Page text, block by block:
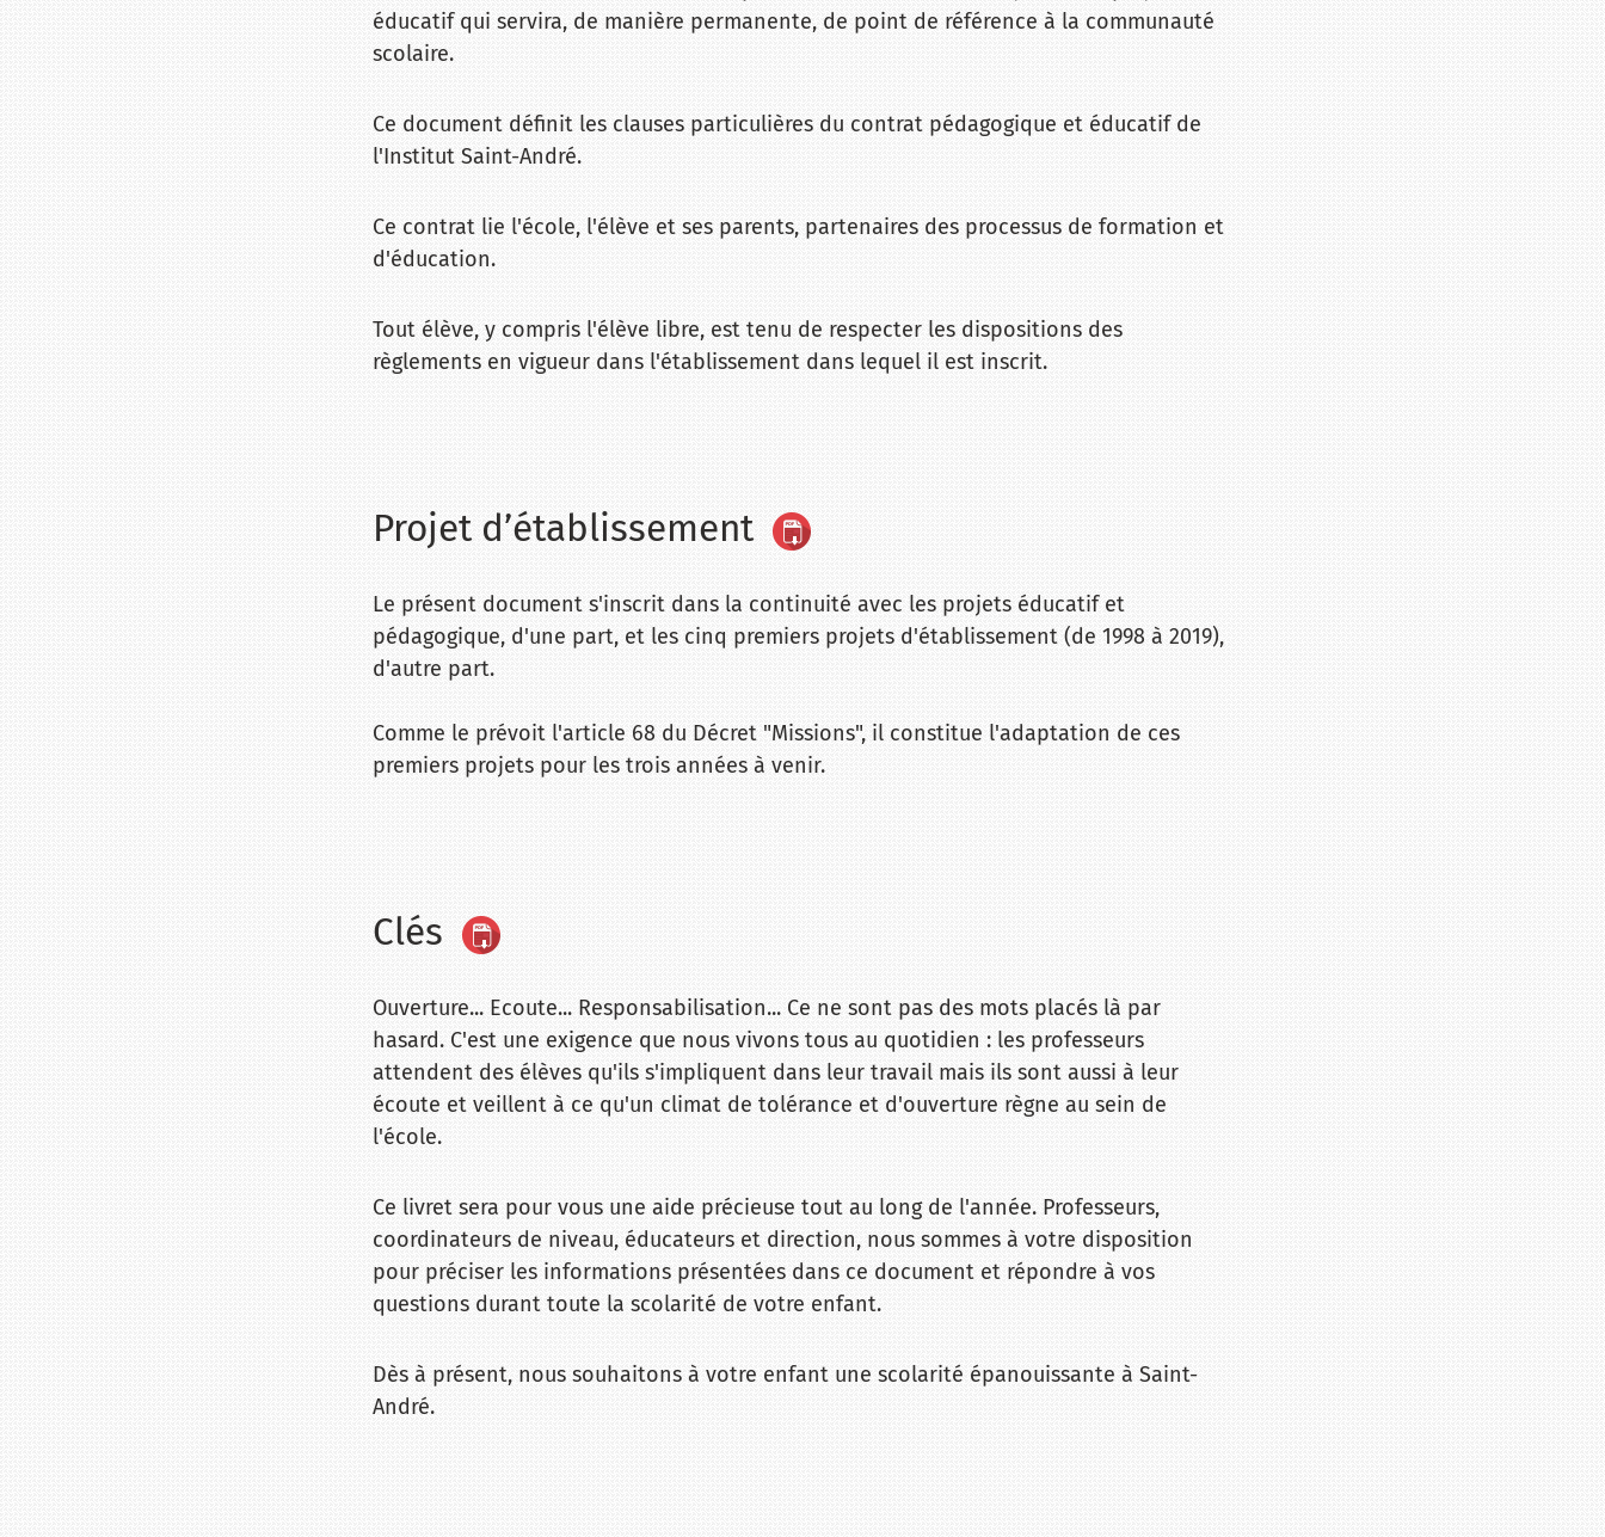
éducatif qui servira, de manière permanente, de point de référence à la communauté
scolaire.
Ce document définit les clauses particulières du contrat pédagogique et éducatif de
l'Institut Saint-André.
Ce contrat lie l'école, l'élève et ses parents, partenaires des processus de formation et
d'éducation.
Tout élève, y compris l'élève libre, est tenu de respecter les dispositions des
règlements en vigueur dans l'établissement dans lequel il est inscrit.
Projet d’établissement
Le présent document s'inscrit dans la continuité avec les projets éducatif et
pédagogique, d'une part, et les cinq premiers projets d'établissement (de 1998 à 2019),
d'autre part.
Comme le prévoit l'article 68 du Décret "Missions", il constitue l'adaptation de ces
premiers projets pour les trois années à venir.
Clés ​
Ouverture... Ecoute... Responsabilisation... Ce ne sont pas des mots placés là par
hasard. C'est une exigence que nous vivons tous au quotidien : les professeurs
attendent des élèves qu'ils s'impliquent dans leur travail mais ils sont aussi à leur
écoute et veillent à ce qu'un climat de tolérance et d'ouverture règne au sein de
l'école.
Ce livret sera pour vous une aide précieuse tout au long de l'année. Professeurs,
coordinateurs de niveau, éducateurs et direction, nous sommes à votre disposition
pour préciser les informations présentées dans ce document et répondre à vos
questions durant toute la scolarité de votre enfant.
Dès à présent, nous souhaitons à votre enfant une scolarité épanouissante à Saint-
André.